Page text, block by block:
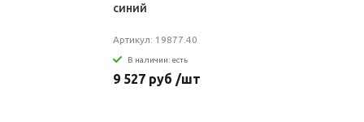
синий
Артикул: 19877.40
В наличии: есть
9 527 руб /шт